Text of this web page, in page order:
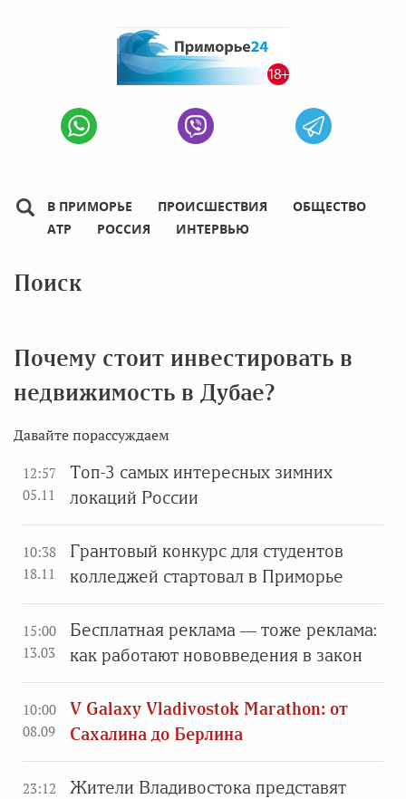
В ПРИМОРЬЕ ПРОИСШЕСТВИЯ
ОБЩЕСТВО
АТР
РОССИЯ ИНТЕРВЬЮ
Поиск
Почему стоит инвестировать в
недвижимость в Дубае?
Давайте порассуждаем
12:57
05.11
Топ-3 самых интересных зимних
локаций России
10:38
18.11
Грантовый конкурс для студентов
колледжей стартовал в Приморье
15:00
13.03
Бесплатная реклама — тоже реклама:
как работают нововведения в закон
10:00
08.09
V Galaxy Vladivostok Marathon: от
Сахалина до Берлина
23:12
Жители Владивостока представят